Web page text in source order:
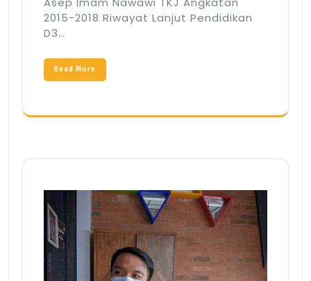
2015-2018 Riwayat Lanjut Pendidikan
D3…
Read More